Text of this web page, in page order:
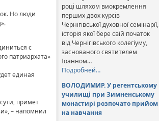
Но люди
с
патриархата»
единая
примет
– напомнил
році шляхом виокремлення
перших двох курсів
Чернігівської духовної семінарії,
історія якої бере свій початок
від Чернігівського колегіуму,
заснованого святителем
Іоанном…
Подробней…
ВОЛОДИМИР. У регентському
училищі при Зимненському
монастирі розпочато прийом
на навчання